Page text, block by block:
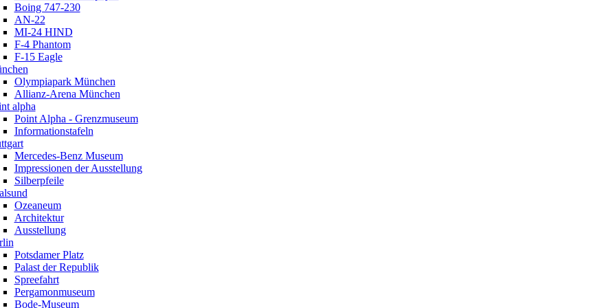
Boing 747-230
AN-22
MI-24 HIND
F-4 Phantom
F-15 Eagle
Olympiapark München
Allianz-Arena München
alpha
Point Alpha - Grenzmuseum
Informationstafeln
Mercedes-Benz Museum
Impressionen der Ausstellung
Silberpfeile
Ozeaneum
Architektur
Ausstellung
Potsdamer Platz
Palast der Republik
Spreefahrt
Pergamonmuseum
Bode-Museum